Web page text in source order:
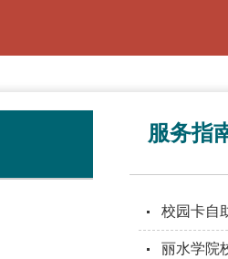
服务指
校园卡自
丽水学院